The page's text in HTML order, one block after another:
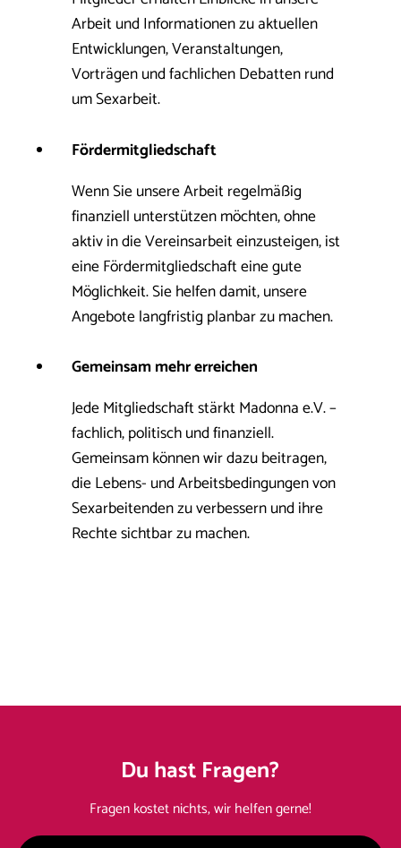
Arbeit und Informationen zu aktuellen
Entwicklungen, Veranstaltungen,
Vorträgen und fachlichen Debatten rund
um Sexarbeit.
Fördermitgliedschaft
Wenn Sie unsere Arbeit regelmäßig
finanziell unterstützen möchten, ohne
aktiv in die Vereinsarbeit einzusteigen, ist
eine Fördermitgliedschaft eine gute
Möglichkeit. Sie helfen damit, unsere
Angebote langfristig planbar zu machen.
Gemeinsam mehr erreichen
Jede Mitgliedschaft stärkt Madonna e.V. –
fachlich, politisch und finanziell.
Gemeinsam können wir dazu beitragen,
die Lebens- und Arbeitsbedingungen von
Sexarbeitenden zu verbessern und ihre
Rechte sichtbar zu machen.
Du hast Fragen?
Fragen kostet nichts, wir helfen gerne!